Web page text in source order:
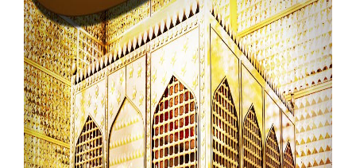
Magazine
Departments
Our Websites
More